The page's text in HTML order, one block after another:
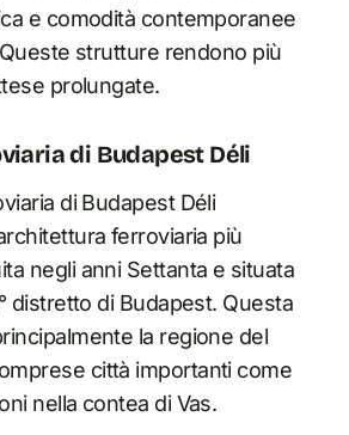
e comodità contemporanee
strutture rendono più
prolungate.
di Budapest Déli
di Budapest Déli
ferroviaria più
negli anni Settanta e situata
distretto di Budapest. Questa
la regione del
città importanti come
nella contea di Vas.